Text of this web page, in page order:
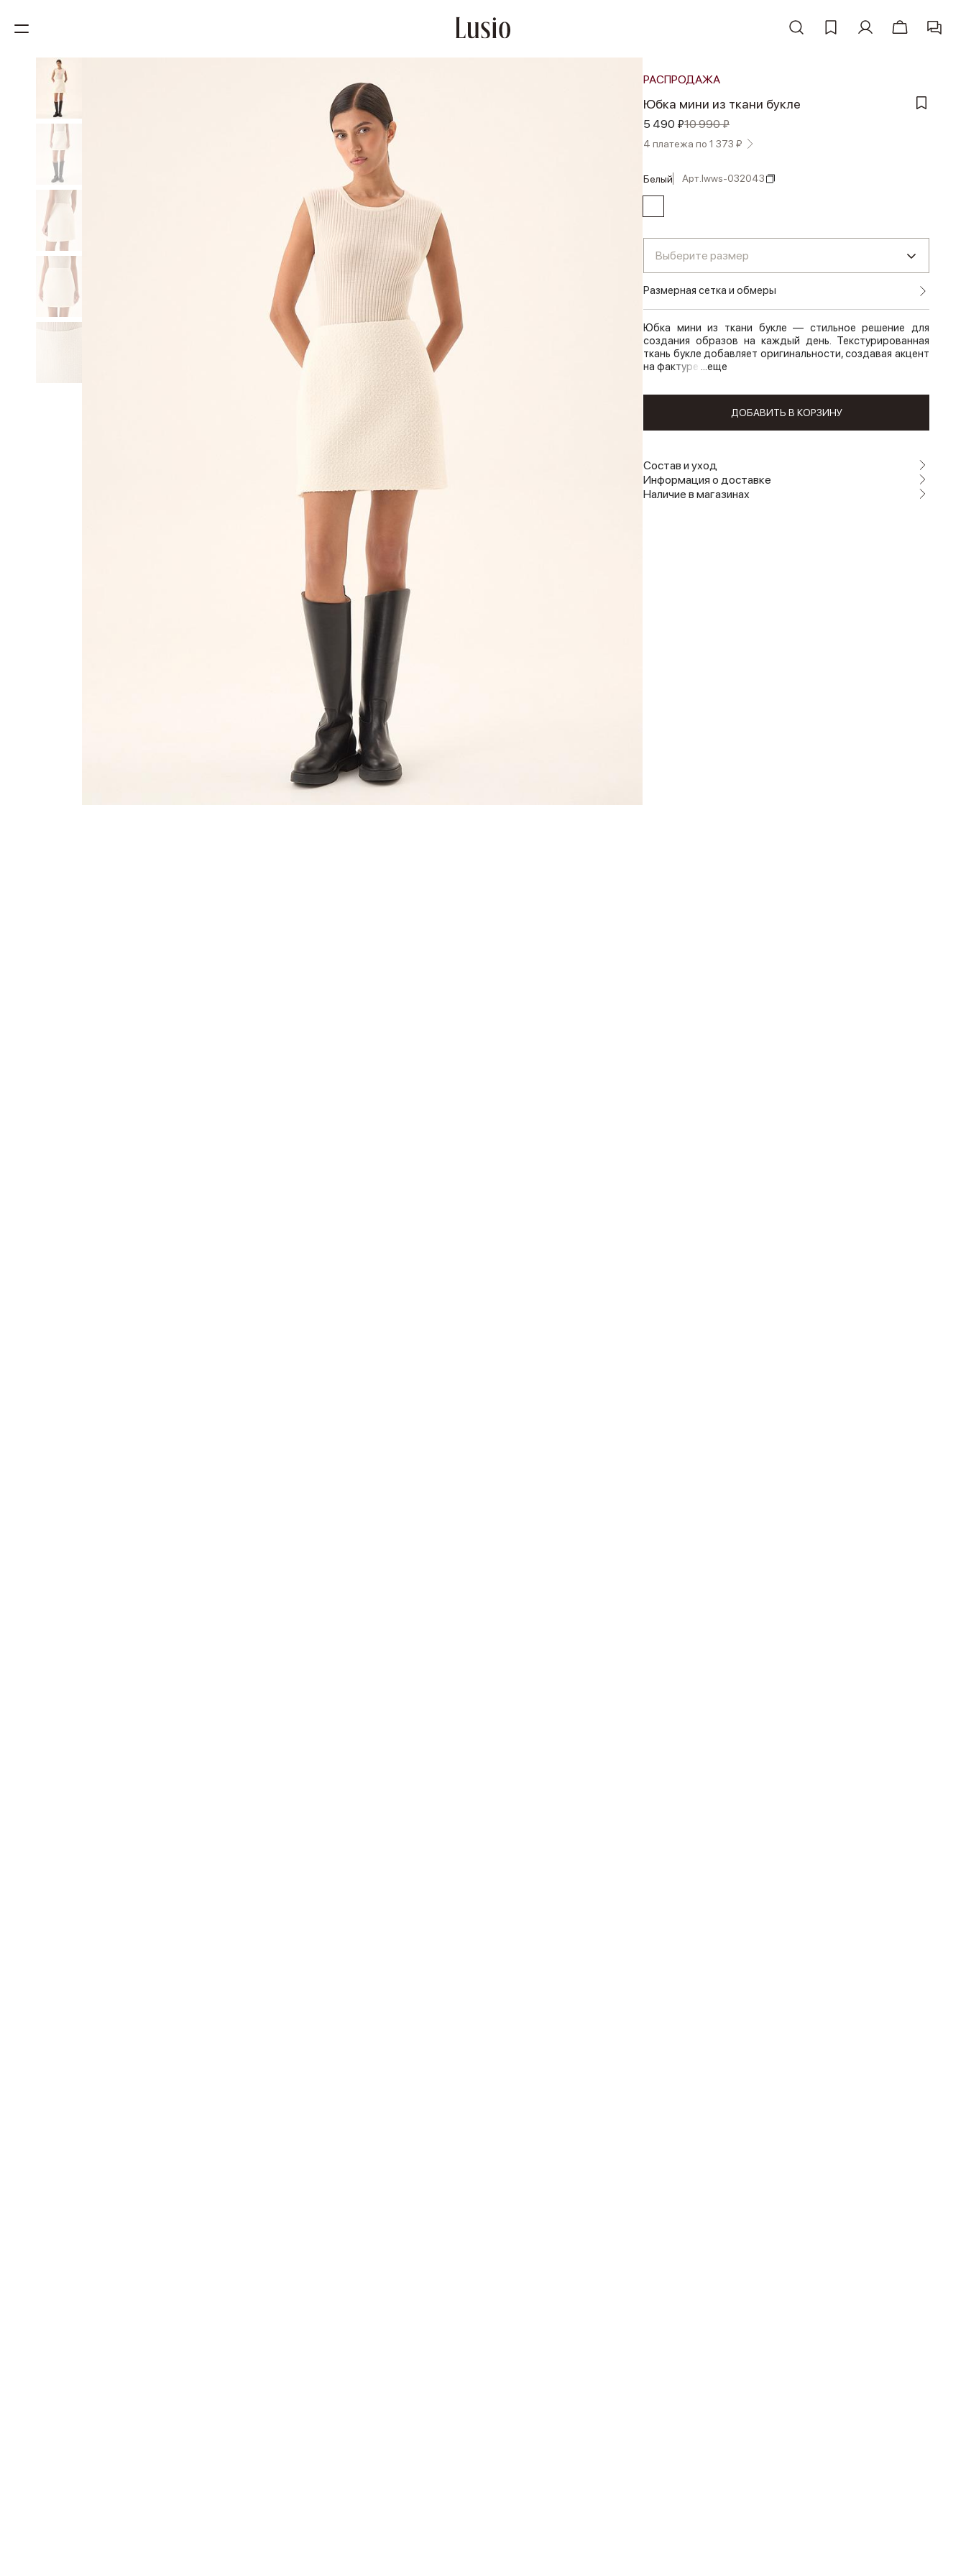
РАСПРОДАЖА
Юбка мини из ткани букле
5 490 ₽10 990 ₽
4 платежа по 1 373 ₽
белый Арт.lwws-032043
Выберите размер
Размерная сетка и обмеры
Юбка мини из ткани букле — стильное решение для
создания образов на каждый день. Текстурированная
ткань букле добавляет оригинальности, создавая акцент
на фактуре ...еще
ДОБАВИТЬ В КОРЗИНУ
Состав и уход
Информация о доставке
Наличие в магазинах